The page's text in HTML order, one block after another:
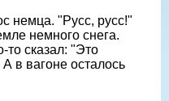
немца. "Русс, русс!"
немного снега.
то сказал: "Это
в вагоне осталось